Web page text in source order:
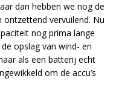
dan hebben we nog de
ontzettend vervuilend. Nu
nog prima lange
opslag van wind- en
als een batterij echt
om de accu’s